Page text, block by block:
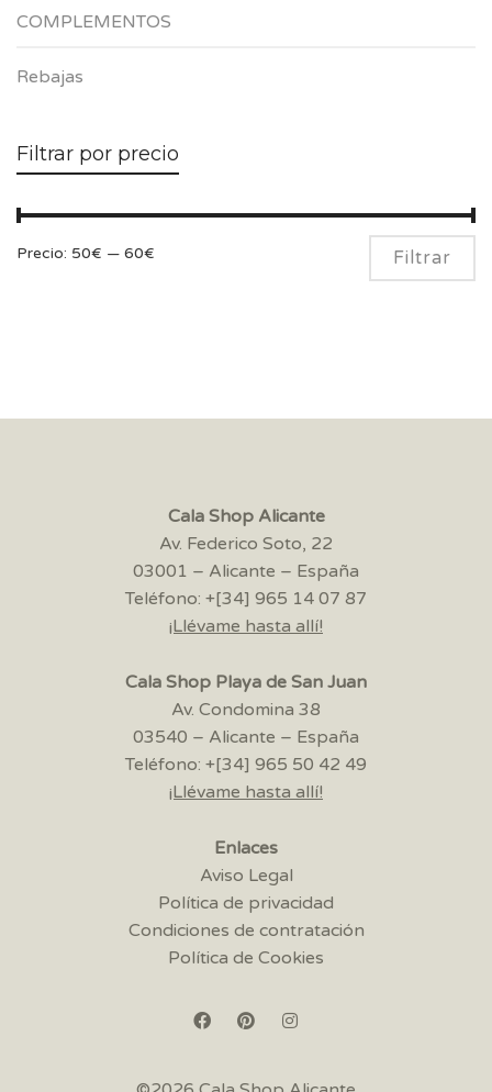
COMPLEMENTOS
Rebajas
Filtrar por precio
Filtrar
Precio: 50€ — 60€
Cala Shop Alicante
Av. Federico Soto, 22
03001 – Alicante – España
Teléfono: +[34] 965 14 07 87
¡Llévame hasta allí!
Cala Shop Playa de San Juan
Av. Condomina 38
03540 – Alicante – España
Teléfono: +[34] 965 50 42 49
¡Llévame hasta allí!
Enlaces
Aviso Legal
Política de privacidad
Condiciones de contratación
Política de Cookies